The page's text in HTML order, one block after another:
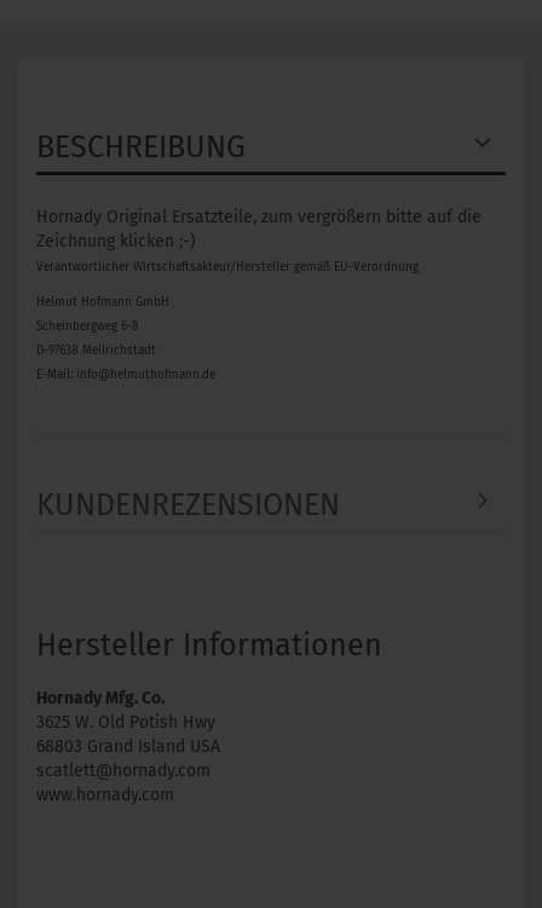
BESCHREIBUNG
Hornady Original Ersatzteile, zum vergrößern bitte auf die
Zeichnung klicken ;-)
Verantwortlicher Wirtschaftsakteur/Hersteller gemäß EU-Verordnung
Helmut Hofmann GmbH
Scheinbergweg 6-8
D-97638 Mellrichstadt
E-Mail: info@helmuthofmann.de
KUNDENREZENSIONEN
Hersteller Informationen
Hornady Mfg. Co.
3625 W. Old Potish Hwy
68803 Grand Island USA
scatlett@hornady.com
www.hornady.com